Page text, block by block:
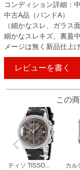
コンディション詳細：
中古A品（バンドA）
（細かなスレ、ガラス
細かなスレキズ、裏蓋
メージは無く新品仕上
レビューを書く
この
ティソ TISSO...
カル